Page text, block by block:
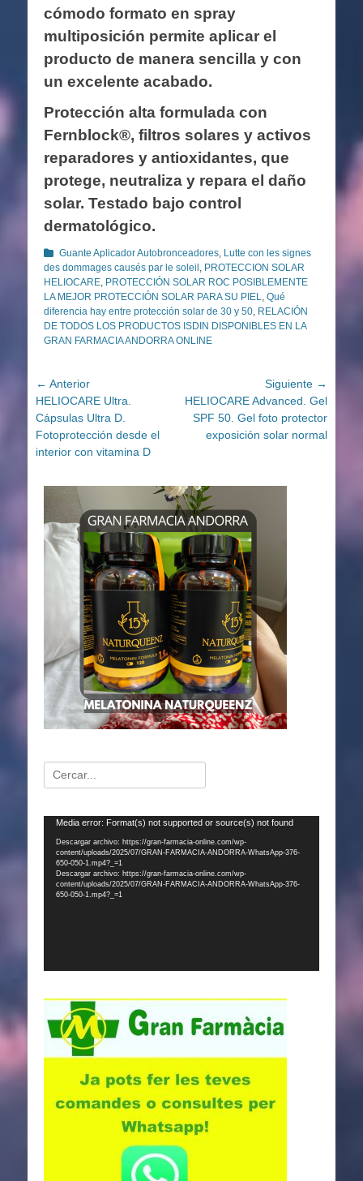
cómodo formato en spray
multiposición permite aplicar el
producto de manera sencilla y con
un excelente acabado.
Protección alta formulada con
Fernblock®, filtros solares y activos
reparadores y antioxidantes, que
protege, neutraliza y repara el daño
solar. Testado bajo control
dermatológico.
Categorías
Guante Aplicador Autobronceadores Lutte con les signes
des dommages causés par le soleil PROTECCION SOLAR
HELIOCARE PROTECCIÓN SOLAR ROC POSIBLEMENTE
LA MEJOR PROTECCIÓN SOLAR PARA SU PIEL
Qué
diferencia hay entre protección solar de 30 y 50 RELACIÓN
DE TODOS LOS PRODUCTOS ISDIN DISPONIBLES EN LA
GRAN FARMACIA ANDORRA ONLINE
Navegación
de
entradas
← Anterior
Entrada
anterior:
HELIOCARE Ultra.
Cápsulas Ultra D.
Fotoprotección desde el
interior con vitamina D
Siguiente →
Entrada
siguiente:
HELIOCARE Advanced. Gel
SPF 50. Gel foto protector
exposición solar normal
Buscar:
Reproductor
vídeo
Media error: Format(s) not supported or source(s) not found
Descargar archivo: https://gran-farmacia-online.com/wp-
content/uploads/2025/07/GRAN-FARMACIA-ANDORRA-WhatsApp-376-
650-050-1.mp4?_=1
Descargar archivo: https://gran-farmacia-online.com/wp-
content/uploads/2025/07/GRAN-FARMACIA-ANDORRA-WhatsApp-376-
650-050-1.mp4?_=1